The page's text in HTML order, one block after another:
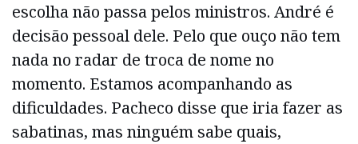
escolha não passa pelos ministros. André é
decisão pessoal dele. Pelo que ouço não tem
nada no radar de troca de nome no
momento. Estamos acompanhando as
dificuldades. Pacheco disse que iria fazer as
sabatinas, mas ninguém sabe quais,